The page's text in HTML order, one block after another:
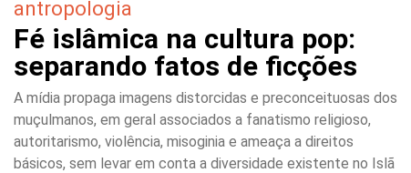
antropologia
Fé islâmica na cultura pop:
separando fatos de ficções
A mídia propaga imagens distorcidas e preconceituosas dos
muçulmanos, em geral associados a fanatismo religioso,
autoritarismo, violência, misoginia e ameaça a direitos
básicos, sem levar em conta a diversidade existente no Islã